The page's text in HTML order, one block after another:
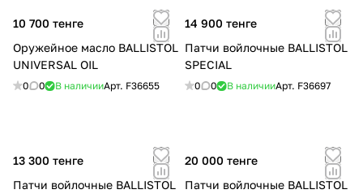
10 700 тенге
Оружейное масло BALLISTOL
UNIVERSAL OIL
0 0 В наличииАрт. F36655
14 900 тенге
Патчи войлочные BALLISTOL
SPECIAL
0 0 В наличииАрт. F36697
13 300 тенге
Патчи войлочные BALLISTOL
20 000 тенге
Патчи войлочные BALLISTOL